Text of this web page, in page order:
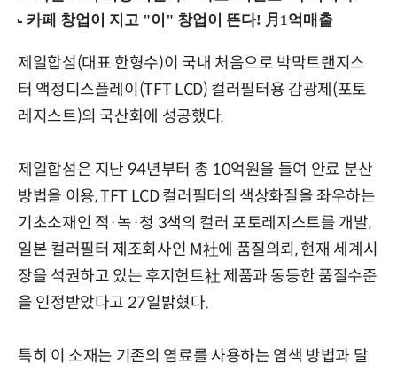
제일합섬(대표 한형수)이 국내 처음으로 박막트랜지스
터 액정디스플레이(TFT LCD) 컬러필터용 감광제(포토
레지스트)의 국산화에 성공했다.
제일합섬은 지난 94년부터 총 10억원을 들여 안료 분산
방법을 이용, TFT LCD 컬러필터의 색상화질을 좌우하는
기초소재인 적·녹·청 3색의 컬러 포토레지스트를 개발,
일본 컬러필터 제조회사인 M社에 품질의뢰, 현재 세계시
장을 석권하고 있는 후지헌트社 제품과 동등한 품질수준
을 인정받았다고 27일밝혔다.
특히 이 소재는 기존의 염료를 사용하는 염색 방법과 달